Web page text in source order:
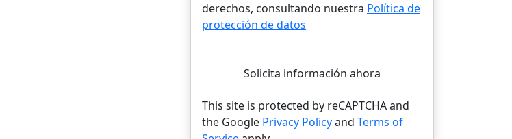
derechos, consultando nuestra Política de
protección de datos
Solicita información ahora
This site is protected by reCAPTCHA and
the Google Privacy Policyand Terms of